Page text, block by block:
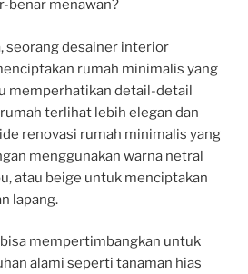
benar menawan?
seorang desainer interior
rumah minimalis yang
memperhatikan detail-detail
terlihat lebih elegan dan
renovasi rumah minimalis yang
menggunakan warna netral
atau beige untuk menciptakan
lapang.
mempertimbangkan untuk
alami seperti tanaman hias